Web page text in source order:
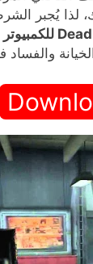
لذا يُجبر
والفساد